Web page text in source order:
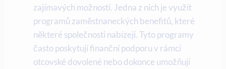
zajímavých možností. Jedna z ​nich je využít
‍programů zaměstnaneckých benefitů, které
některé společnosti nabízejí. ⁢Tyto programy
často poskytují‌ finanční podporu v rámci
‍otcovské dovolené nebo dokonce umožňují